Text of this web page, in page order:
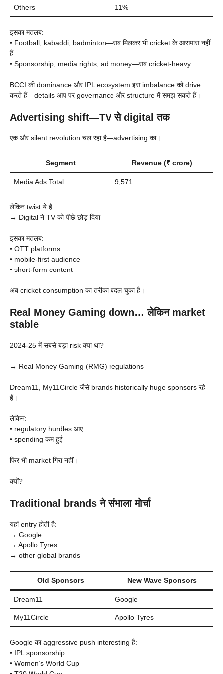
Others 11%
इसका मतलब:
• Football, kabaddi, badminton—सब मिलकर भी cricket के आसपास नहीं
हैं
• Sponsorship, media rights, ad money—सब cricket-heavy
BCCI की dominance और IPL ecosystem इस imbalance को drive
करते हैं—details आप पर governance और structure में समझ सकते हैं।
Advertising shift—TV से digital तक
एक और silent revolution चल रहा है—advertising का।
Segment Revenue (₹ crore)
Media Ads Total 9,571
लेकिन twist ये है:
→ Digital ने TV को पीछे छोड़ दिया
इसका मतलब:
• OTT platforms
• mobile-first audience
• short-form content
अब cricket consumption का तरीका बदल चुका है।
Real Money Gaming down… लेकिन market
stable
2024-25 में सबसे बड़ा risk क्या था?
→ Real Money Gaming (RMG) regulations
Dream11, My11Circle जैसे brands historically huge sponsors रहे
हैं।
लेकिन:
• regulatory hurdles आए
• spending कम हुई
फिर भी market गिरा नहीं।
क्यों?
Traditional brands ने संभाला मोर्चा
यहां entry होती है:
→ Google
→ Apollo Tyres
→ other global brands
Old Sponsors New Wave Sponsors
Dream11 Google
My11Circle Apollo Tyres
Google का aggressive push interesting है:
• IPL sponsorship
• Women’s World Cup